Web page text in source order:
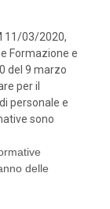
11/03/2020,
Formazione e
del 9 marzo
per il
personale e
sono
delle